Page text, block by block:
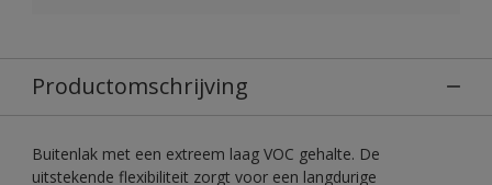
Productomschrijving
Buitenlak met een extreem laag VOC gehalte. De
uitstekende flexibiliteit zorgt voor een langdurige